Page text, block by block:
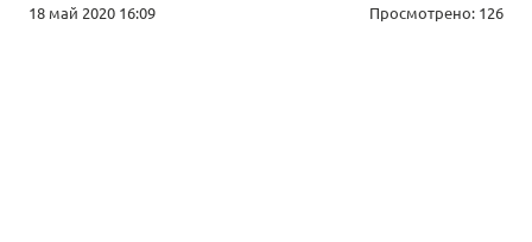
18 май 2020 16:09 Просмотрено: 126